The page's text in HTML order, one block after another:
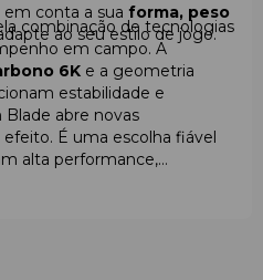
conta a sua forma, peso
ao seu estilo de jogo.
combinação de tecnologias
em campo. A
6K e a geometria
estabilidade e
Blade abre novas
É uma escolha fiável
alta performance,